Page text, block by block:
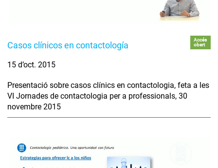
Casos clínicos en contactología
Accés
obert
15 d’oct. 2015
Presentació sobre casos clínics en contactologia, feta a les
VI Jornades de contactologia per a professionals, 30
novembre 2015